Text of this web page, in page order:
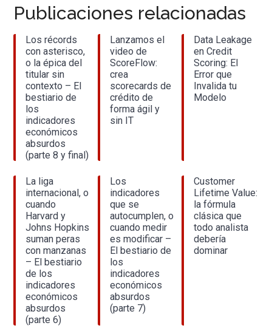
Publicaciones relacionadas
Los récords
con asterisco,
o la épica del
titular sin
contexto – El
bestiario de
los
indicadores
económicos
absurdos
(parte 8 y final)
Lanzamos el
video de
ScoreFlow:
crea
scorecards de
crédito de
forma ágil y
sin IT
Data Leakage
en Credit
Scoring: El
Error que
Invalida tu
Modelo
La liga
internacional, o
cuando
Harvard y
Johns Hopkins
suman peras
con manzanas
– El bestiario
de los
indicadores
económicos
absurdos
(parte 6)
Los
indicadores
que se
autocumplen, o
cuando medir
es modificar –
El bestiario de
los
indicadores
económicos
absurdos
(parte 7)
Customer
Lifetime Value:
la fórmula
clásica que
todo analista
debería
dominar